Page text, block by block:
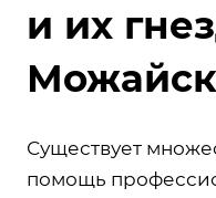
и их
Существует
помощь